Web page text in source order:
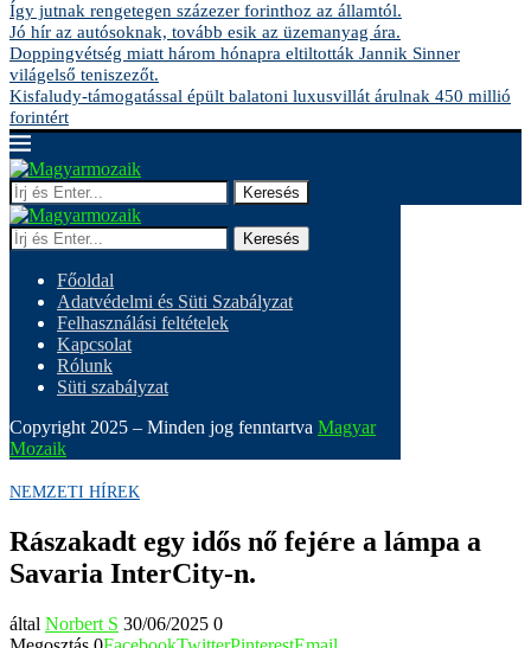
Így jutnak rengetegen százezer forinthoz az államtól.
Jó hír az autósoknak, tovább esik az üzemanyag ára.
Doppingvétség miatt három hónapra eltiltották Jannik Sinner
világelső teniszezőt.
Kisfaludy-támogatással épült balatoni luxusvillát árulnak 450 millió
forintért
Keresés
Keresés
Főoldal
Adatvédelmi és Süti Szabályzat
Felhasználási feltételek
Kapcsolat
Rólunk
Süti szabályzat
Copyright 2025 – Minden jog fenntartva Magyar
Mozaik
NEMZETI HÍREK
Rászakadt egy idős nő fejére a lámpa a
Savaria InterCity-n.
által Norbert S 30/06/2025 0